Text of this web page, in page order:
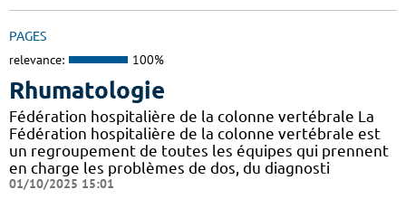
PAGES
relevance: 100%
Rhumatologie
Fédération hospitalière de la colonne vertébrale La
Fédération hospitalière de la colonne vertébrale est
un regroupement de toutes les équipes qui prennent
en charge les problèmes de dos, du diagnosti
01/10/2025 15:01